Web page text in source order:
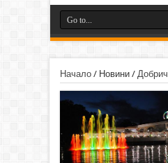
Начало/ Новини/ Добрич